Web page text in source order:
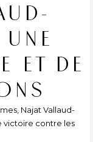
ET DE
Najat Vallaud-
victoire contre les